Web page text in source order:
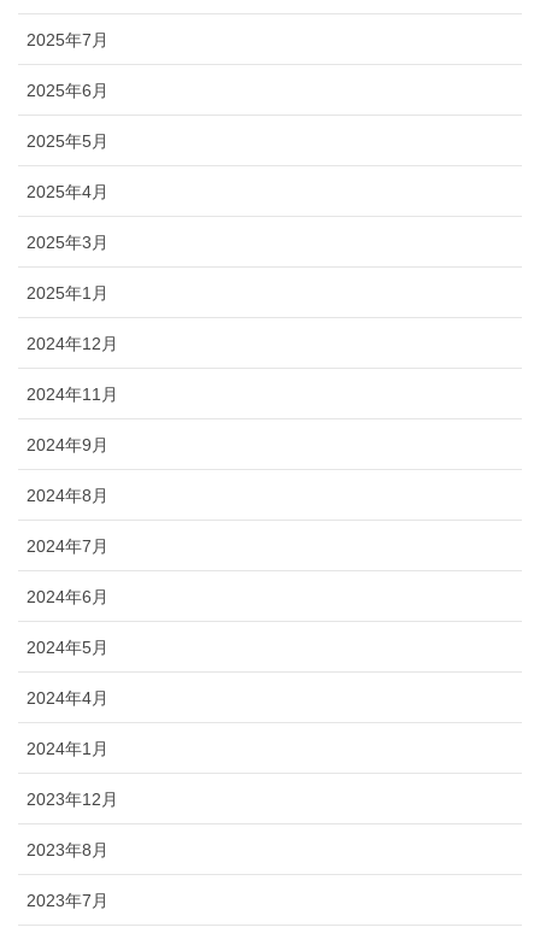
2025年7月
2025年6月
2025年5月
2025年4月
2025年3月
2025年1月
2024年12月
2024年11月
2024年9月
2024年8月
2024年7月
2024年6月
2024年5月
2024年4月
2024年1月
2023年12月
2023年8月
2023年7月